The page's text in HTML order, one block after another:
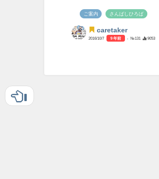
ご案内 さんばしひろば
caretaker
2016/10/7 9 年前 - №131 9053